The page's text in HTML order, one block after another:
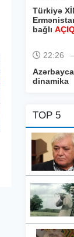
Türkiyə
bağlı
22:26
dinamika
TOP 5